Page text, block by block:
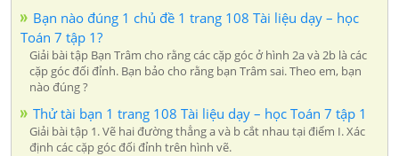
Bạn nào đúng 1 chủ đề 1 trang 108 Tài liệu dạy – học
Toán 7 tập 1?
Giải bài tập Bạn Trâm cho rằng các cặp góc ở hình 2a và 2b là các
cặp góc đối đỉnh. Bạn bảo cho rằng bạn Trâm sai. Theo em, bạn
nào đúng ?
Thử tài bạn 1 trang 108 Tài liệu dạy – học Toán 7 tập 1
Giải bài tập 1. Vẽ hai đường thẳng a và b cắt nhau tại điểm I. Xác
định các cặp góc đối đỉnh trên hình vẽ.